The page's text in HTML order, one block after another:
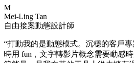
M
Mei-Ling Tan
自由接案動態設計師
“打動我的是動態模式。沉穩的客戶專
時用 fun，文字轉影片概念需要動感